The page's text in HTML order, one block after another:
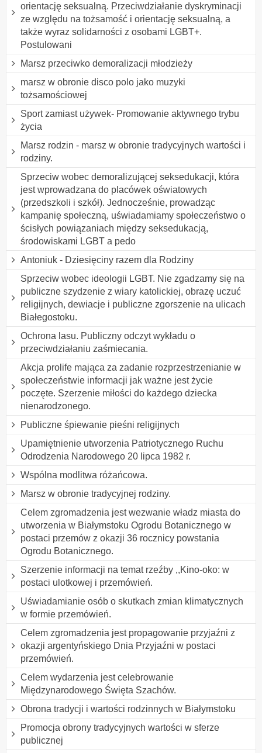
orientację seksualną. Przeciwdziałanie dyskryminacji
ze względu na tożsamość i orientację seksualną, a
także wyraz solidarności z osobami LGBT+.
Postulowani
Marsz przeciwko demoralizacji młodzieży
marsz w obronie disco polo jako muzyki
tożsamościowej
Sport zamiast używek- Promowanie aktywnego trybu
życia
Marsz rodzin - marsz w obronie tradycyjnych wartości i
rodziny.
Sprzeciw wobec demoralizującej seksedukacji, która
jest wprowadzana do placówek oświatowych
(przedszkoli i szkół). Jednocześnie, prowadząc
kampanię społeczną, uświadamiamy społeczeństwo o
ścisłych powiązaniach między seksedukacją,
środowiskami LGBT a pedo
Antoniuk - Dziesięciny razem dla Rodziny
Sprzeciw wobec ideologii LGBT. Nie zgadzamy się na
publiczne szydzenie z wiary katolickiej, obrazę uczuć
religijnych, dewiacje i publiczne zgorszenie na ulicach
Białegostoku.
Ochrona lasu. Publiczny odczyt wykładu o
przeciwdziałaniu zaśmiecania.
Akcja prolife mająca za zadanie rozprzestrzenianie w
społeczeństwie informacji jak ważne jest życie
poczęte. Szerzenie miłości do każdego dziecka
nienarodzonego.
Publiczne śpiewanie pieśni religijnych
Upamiętnienie utworzenia Patriotycznego Ruchu
Odrodzenia Narodowego 20 lipca 1982 r.
Wspólna modlitwa różańcowa.
Marsz w obronie tradycyjnej rodziny.
Celem zgromadzenia jest wezwanie władz miasta do
utworzenia w Białymstoku Ogrodu Botanicznego w
postaci przemów z okazji 36 rocznicy powstania
Ogrodu Botanicznego.
Szerzenie informacji na temat rzeźby ,,Kino-oko: w
postaci ulotkowej i przemówień.
Uświadamianie osób o skutkach zmian klimatycznych
w formie przemówień.
Celem zgromadzenia jest propagowanie przyjaźni z
okazji argentyńskiego Dnia Przyjaźni w postaci
przemówień.
Celem wydarzenia jest celebrowanie
Międzynarodowego Święta Szachów.
Obrona tradycji i wartości rodzinnych w Białymstoku
Promocja obrony tradycyjnych wartości w sferze
publicznej